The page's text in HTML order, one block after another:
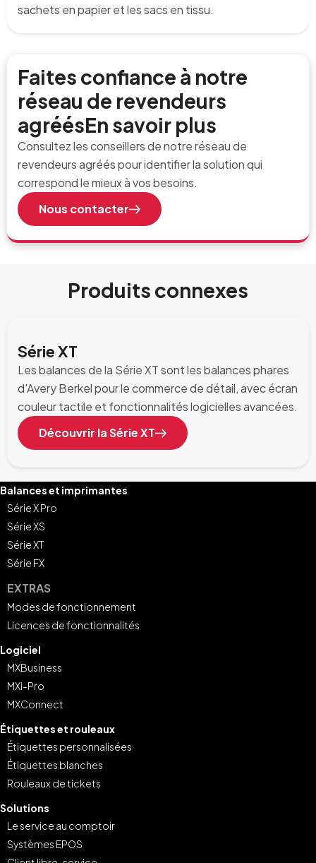
sachets en papier et les sacs en tissu.
Faites confiance à notre
réseau de revendeurs
agréésEn savoir plus
Consultez les conseillers de notre réseau de
revendeurs agréés pour identifier la solution qui
correspond le mieux à vos besoins.
Nous contacter
Produits connexes
Série XT
Les balances de la Série XT sont les balances phares
d'Avery Berkel pour le commerce de détail, avec écran
couleur tactile et fonctionnalités logicielles avancées.
Découvrir la Série XT
Balances et imprimantes
Série X Pro
Série XS
Série XT
Série FX
EXTRAS
Modes de fonctionnement
Licences de fonctionnalités
Logiciel
MXBusiness
MXi-Pro
MXConnect
Étiquettes et rouleaux
Étiquettes personnalisées
Étiquettes blanches
Rouleaux de tickets
Solutions
Le service au comptoir
Systèmes EPOS